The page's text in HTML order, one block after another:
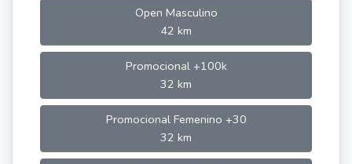
Open Masculino
42 km
Promocional +100k
32 km
Promocional Femenino +30
32 km